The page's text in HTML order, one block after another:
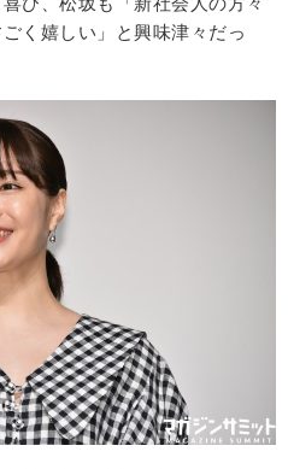
く嬉しい」と興味津々だっ